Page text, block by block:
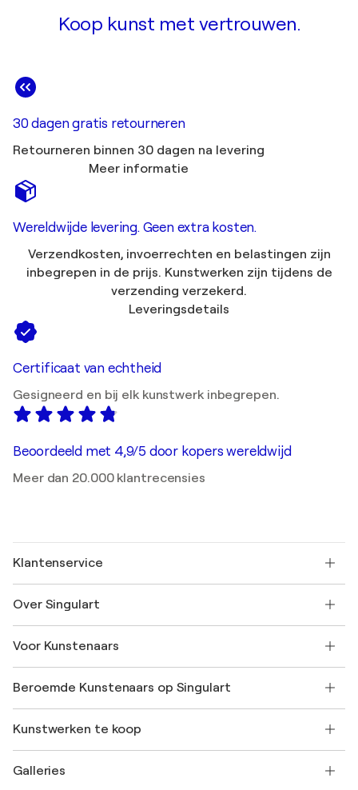
Koop kunst met vertrouwen.
30 dagen gratis retourneren
Retourneren binnen 30 dagen na levering
Meer informatie
Wereldwijde levering. Geen extra kosten.
Verzendkosten, invoerrechten en belastingen zijn
inbegrepen in de prijs. Kunstwerken zijn tijdens de
verzending verzekerd.
Leveringsdetails
Certificaat van echtheid
Gesigneerd en bij elk kunstwerk inbegrepen.
Beoordeeld met 4,9/5 door kopers wereldwijd
Meer dan 20.000 klantrecensies
Klantenservice
Verzenden
SINGULART Cadeaubon
Neem deel aan ons handelsprogramma
Mijn Account
+31 20 241 4758
Over Singulart
Veelgestelde Vragen
Singulart Magazine
Werken bij SINGULART
Ontdek gecureerde originele kunst
Voor Kunstenaars
Inloggen als Artiest
Beroemde Kunstenaars op Singulart
Marc Chagall
Banksy
Kunstwerken te koop
Abstracte schilderijen te koop
Galleries